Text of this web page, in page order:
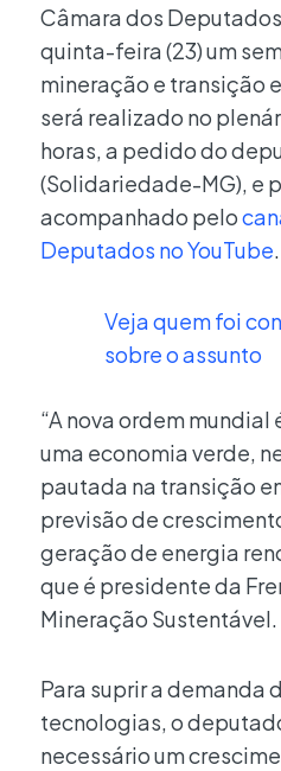
Câmara dos
quinta-feira (23) um
mineração e transição
será realizado no
horas, a pedido do
(Solidariedade-MG), e
acompanhado pelo
Deputados no YouTube.
Veja quem foi
sobre o assunto
“A nova ordem mundial
uma economia verde,
pautada na transição
previsão de
geração de energia
que é presidente da
Mineração Sustentável.
Para suprir a demanda
tecnologias, o
necessário um